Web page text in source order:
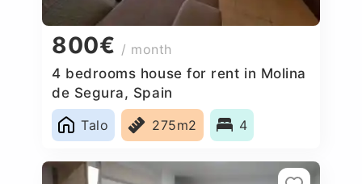
800€ / month
4 bedrooms house for rent in Molina
de Segura, Spain
Talo
275m2 4